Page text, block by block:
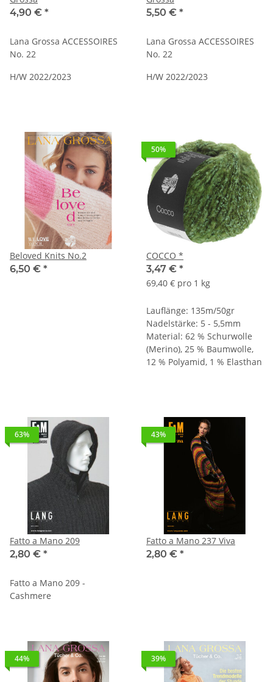
4,90 € *
Lana Grossa ACCESSOIRES
No. 22
H/W 2022/2023
5,50 € *
Lana Grossa ACCESSOIRES
No. 22
H/W 2022/2023
Beloved Knits No.2
6,50 € *
50%
COCCO *
3,47 € *
69,40 € pro 1 kg
Lauflänge: 135m/50gr
Nadelstärke: 5 - 5,5mm
Material: 62 % Schurwolle
(Merino), 25 % Baumwolle,
12 % Polyamid, 1 % Elasthan
63%
Fatto a Mano 209
2,80 € *
Fatto a Mano 209 -
Cashmere
43%
Fatto a Mano 237 Viva
2,80 € *
44% 39%